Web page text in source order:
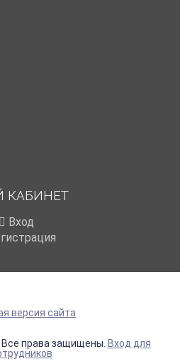
КАБИНЕТ
Вход
версия сайта
права защищены. Вход для